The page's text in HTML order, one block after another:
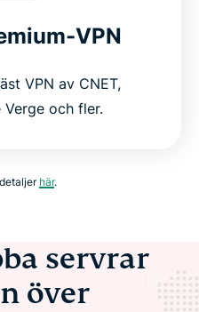
VPN
VPN av CNET,
Verge och fler.
här.
servrar
över